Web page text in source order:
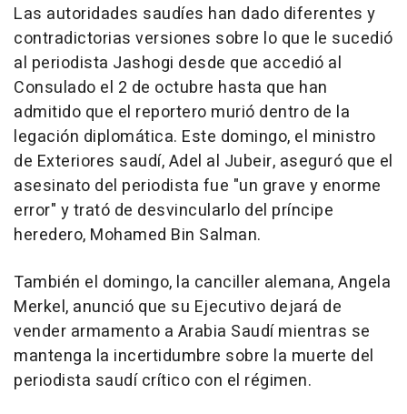
Las autoridades saudíes han dado diferentes y
contradictorias versiones sobre lo que le sucedió
al periodista Jashogi desde que accedió al
Consulado el 2 de octubre hasta que han
admitido que el reportero murió dentro de la
legación diplomática. Este domingo, el ministro
de Exteriores saudí, Adel al Jubeir, aseguró que el
asesinato del periodista fue "un grave y enorme
error" y trató de desvincularlo del príncipe
heredero, Mohamed Bin Salman.
También el domingo, la canciller alemana, Angela
Merkel, anunció que su Ejecutivo dejará de
vender armamento a Arabia Saudí mientras se
mantenga la incertidumbre sobre la muerte del
periodista saudí crítico con el régimen.